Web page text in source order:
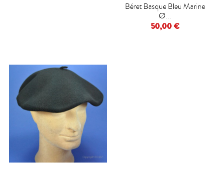
Béret Basque Bleu Marine
Ø...
50,00 €